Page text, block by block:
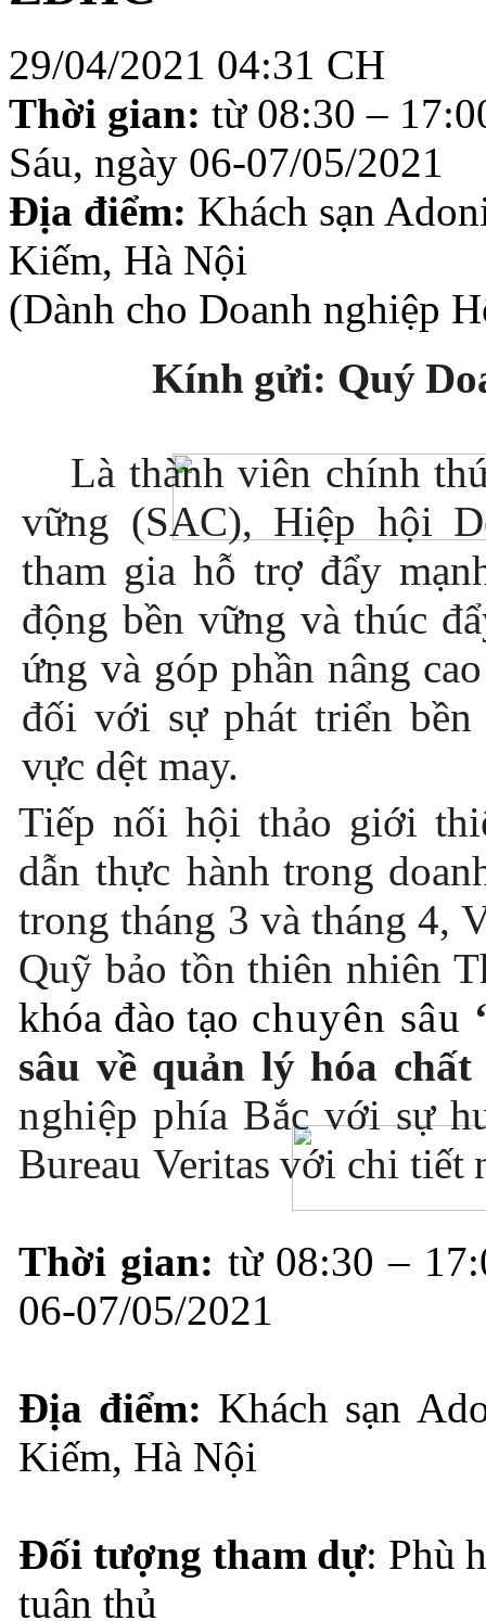
29/04/2021 04:31 CH
Thời gian: từ 08:30 –
Sáu, ngày 06-07/05/2021
Địa điểm: Khách sạn
Kiếm, Hà Nội
(Dành cho Doanh nghiệp
Kính gửi: Quý
Là thành viên chính
vững (SAC), Hiệp hội
tham gia hỗ trợ đẩy
động bền vững và thúc
ứng và góp phần nâng cao
đối với sự phát triển bền
vực dệt may.
Tiếp nối hội thảo giới
dẫn thực hành trong
trong tháng 3 và tháng 4,
Quỹ bảo tồn thiên nhiên
khóa đào tạo chuyên sâu
sâu về quản lý hóa
nghiệp phía Bắcvới sự
Bureau Veritas với chi tiết
Thời gian: từ 08:30 –
06-07/05/2021
Địa điểm: Khách sạn
Kiếm, Hà Nội
Đối tượng tham dự: Phù
tuân thủ